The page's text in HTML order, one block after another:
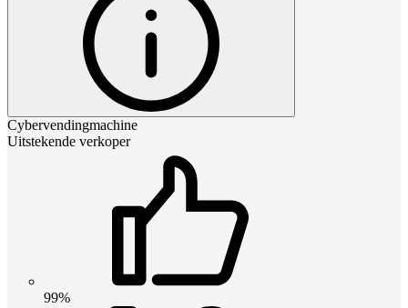
Cybervendingmachine
Uitstekende verkoper
99%